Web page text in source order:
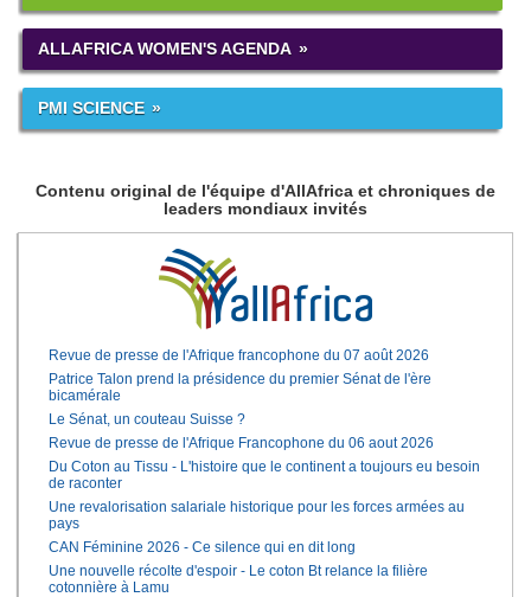
ALLAFRICA WOMEN'S AGENDA
PMI SCIENCE
Contenu original de l'équipe d'AllAfrica et chroniques de
leaders mondiaux invités
Revue de presse de l'Afrique francophone du 07 août 2026
Patrice Talon prend la présidence du premier Sénat de l'ère
bicamérale
Le Sénat, un couteau Suisse ?
Revue de presse de l'Afrique Francophone du 06 aout 2026
Du Coton au Tissu - L'histoire que le continent a toujours eu besoin
de raconter
Une revalorisation salariale historique pour les forces armées au
pays
CAN Féminine 2026 - Ce silence qui en dit long
Une nouvelle récolte d'espoir - Le coton Bt relance la filière
cotonnière à Lamu